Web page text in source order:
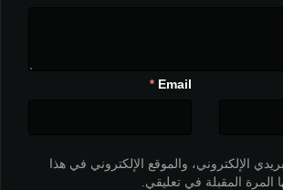
Email
*
الإلكتروني، والموقع الإلكتروني في هذا
المرة المقبلة في تعليقي.